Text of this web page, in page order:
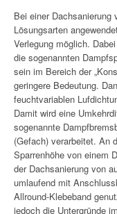
Bei einer Dachsanierung
Lösungsarten
Verlegung möglich.
die sogenannten
sein im Bereich der
geringere Bedeutung.
feuchtvariablen
Damit wird eine
sogenannte
(Gefach) verarbeitet. An
Sparrenhöhe von einem
der Dachsanierung von
umlaufend mit
Allround-Klebeband
jedoch die Untergründe